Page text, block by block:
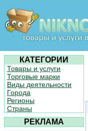
КАТЕГОРИИ
Товары и услуги
Торговые марки
Виды деятельности
Города
Регионы
Страны
РЕКЛАМА